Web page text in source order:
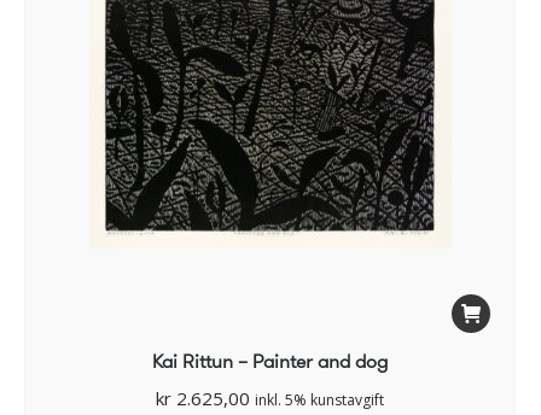
Kai Rittun – Painter and dog
kr 2.625,00 inkl. 5% kunstavgift